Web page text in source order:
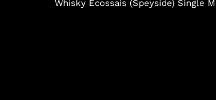
Whisky Ecossais (Speyside) Single